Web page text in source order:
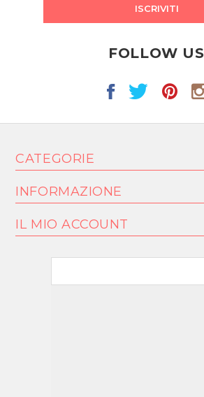
ISCRIVITI
FOLLOW US
CATEGORIE
INFORMAZIONE
IL MIO ACCOUNT